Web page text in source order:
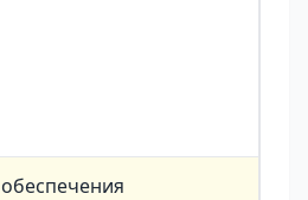
обеспечения